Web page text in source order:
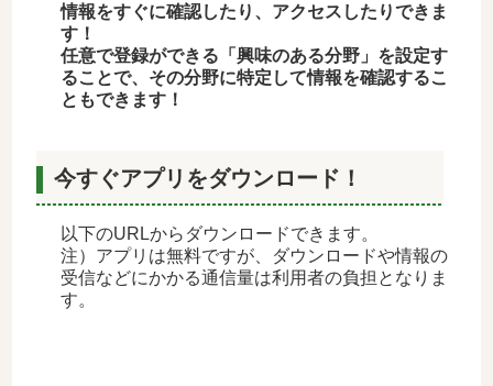
情報をすぐに確認したり、アクセスしたりできま
す！
任意で登録ができる「興味のある分野」を設定す
ることで、その分野に特定して情報を確認するこ
ともできます！
今すぐアプリをダウンロード！
以下のURLからダウンロードできます。
注）アプリは無料ですが、ダウンロードや情報の
受信などにかかる通信量は利用者の負担となりま
す。